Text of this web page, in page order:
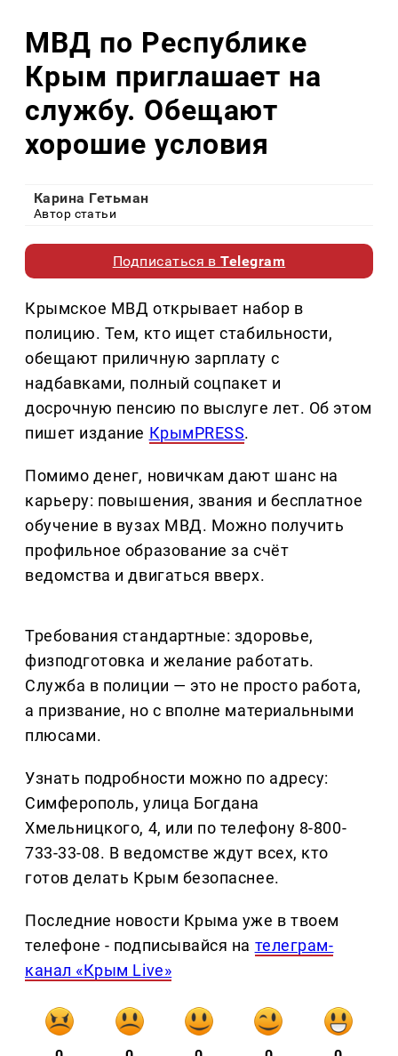
МВД по Республике
Крым приглашает на
службу. Обещают
хорошие условия
Карина Гетьман
Автор статьи
Подписаться вTelegram
Крымское МВД открывает набор в
полицию. Тем, кто ищет стабильности,
обещают приличную зарплату с
надбавками, полный соцпакет и
досрочную пенсию по выслуге лет. Об этом
пишет издание КрымPRESS.
Помимо денег, новичкам дают шанс на
карьеру: повышения, звания и бесплатное
обучение в вузах МВД. Можно получить
профильное образование за счёт
ведомства и двигаться вверх.
Требования стандартные: здоровье,
физподготовка и желание работать.
Служба в полиции — это не просто работа,
а призвание, но с вполне материальными
плюсами.
Узнать подробности можно по адресу:
Симферополь, улица Богдана
Хмельницкого, 4, или по телефону 8-800-
733-33-08. В ведомстве ждут всех, кто
готов делать Крым безопаснее.
Последние новости Крыма уже в твоем
телефоне - подписывайся на телеграм-
канал «Крым Live»